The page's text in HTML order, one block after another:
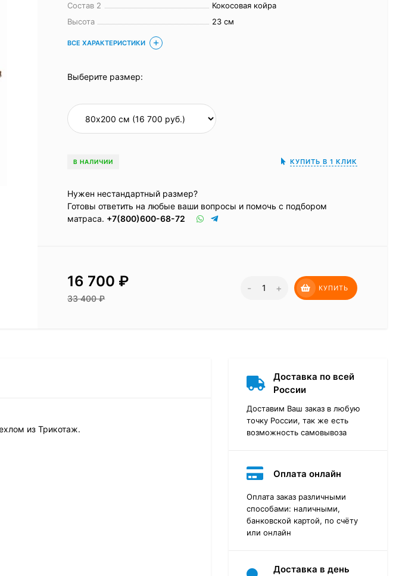
Состав 2
Кокосовая койра
Высота
23 см
ВСЕ ХАРАКТЕРИСТИКИ
Выберите размер:
В НАЛИЧИИ КУПИТЬ В 1 КЛИК
Нужен нестандартный размер?
Готовы ответить на любые ваши вопросы и помочь с подбором
матраса. +7(800)600-68-72
16 700 ₽
33 400₽
- + КУПИТЬ
из Трикотаж.
Доставка по всей
России
Доставим Ваш заказ в любую
точку России, так же есть
возможность самовывоза
Оплата онлайн
Оплата заказ различными
способами: наличными,
банковской картой, по счёту
или онлайн
Доставка в день